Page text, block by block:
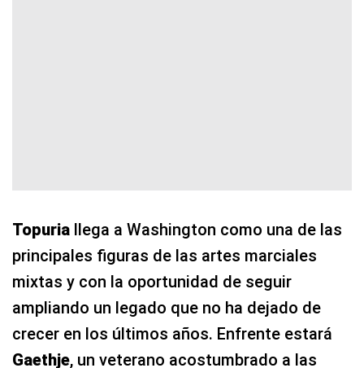
Topuria llega a Washington como una de las
principales figuras de las artes marciales
mixtas y con la oportunidad de seguir
ampliando un legado que no ha dejado de
crecer en los últimos años. Enfrente estará
Gaethje, un veterano acostumbrado a las